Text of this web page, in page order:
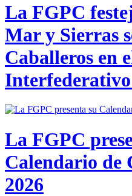
La FGPC
Mar y Sierras
Caballeros en
La FGPC
Calendario de
2026